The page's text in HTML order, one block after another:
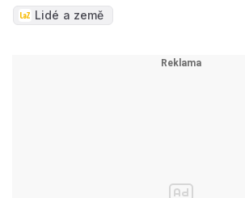
Lidé a země